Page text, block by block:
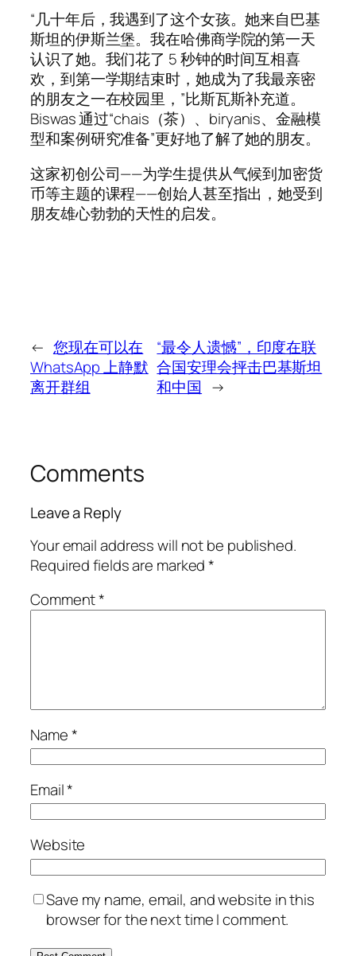
“几十年后，我遇到了这个女孩。她来自巴基
斯坦的伊斯兰堡。我在哈佛商学院的第一天
认识了她。我们花了 5 秒钟的时间互相喜
欢，到第一学期结束时，她成为了我最亲密
的朋友之一在校园里，”比斯瓦斯补充道。
Biswas 通过“chais（茶）、biryanis、金融模
型和案例研究准备”更好地了解了她的朋友。
这家初创公司——为学生提供从气候到加密货
币等主题的课程——创始人甚至指出，她受到
朋友雄心勃勃的天性的启发。
← 您现在可以在
WhatsApp 上静默
离开群组
“最令人遗憾”，印度在联
合国安理会抨击巴基斯坦
和中国 →
Comments
Leave a Reply
Your email address will not be published.
Required fields are marked*
Comment*
Name*
Email*
Website
Save my name, email, and website in this
browser for the next time I comment.